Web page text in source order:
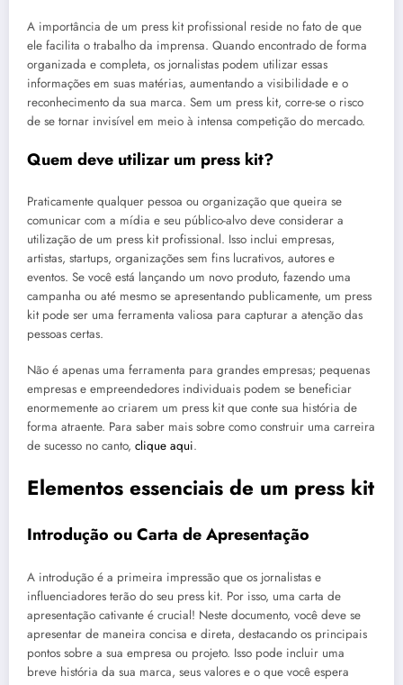
A importância de um press kit profissional reside no fato de que
ele facilita o trabalho da imprensa. Quando encontrado de forma
organizada e completa, os jornalistas podem utilizar essas
informações em suas matérias, aumentando a visibilidade e o
reconhecimento da sua marca. Sem um press kit, corre-se o risco
de se tornar invisível em meio à intensa competição do mercado.
Quem deve utilizar um press kit?
Praticamente qualquer pessoa ou organização que queira se
comunicar com a mídia e seu público-alvo deve considerar a
utilização de um press kit profissional. Isso inclui empresas,
artistas, startups, organizações sem fins lucrativos, autores e
eventos. Se você está lançando um novo produto, fazendo uma
campanha ou até mesmo se apresentando publicamente, um press
kit pode ser uma ferramenta valiosa para capturar a atenção das
pessoas certas.
Não é apenas uma ferramenta para grandes empresas; pequenas
empresas e empreendedores individuais podem se beneficiar
enormemente ao criarem um press kit que conte sua história de
forma atraente. Para saber mais sobre como construir uma carreira
de sucesso no canto, clique aqui.
Elementos essenciais de um press kit
Introdução ou Carta de Apresentação
A introdução é a primeira impressão que os jornalistas e
influenciadores terão do seu press kit. Por isso, uma carta de
apresentação cativante é crucial! Neste documento, você deve se
apresentar de maneira concisa e direta, destacando os principais
pontos sobre a sua empresa ou projeto. Isso pode incluir uma
breve história da sua marca, seus valores e o que você espera